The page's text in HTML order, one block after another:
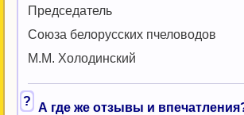
Председатель
Союза белорусских пчеловодов
М.М. Холодинский
? А где же отзывы и